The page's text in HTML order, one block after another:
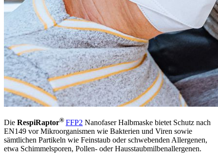
Die RespiRaptor® FFP2 Nanofaser Halbmaske bietet Schutz nach
EN149 vor Mikroorganismen wie Bakterien und Viren sowie
sämtlichen Partikeln wie Feinstaub oder schwebenden Allergenen,
etwa Schimmelsporen, Pollen- oder Hausstaubmilbenallergenen.